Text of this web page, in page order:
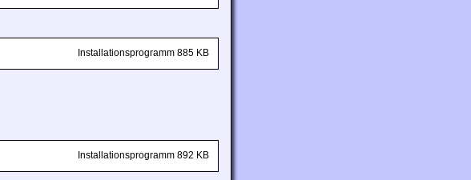
Installationsprogramm 885 KB
Installationsprogramm 892 KB